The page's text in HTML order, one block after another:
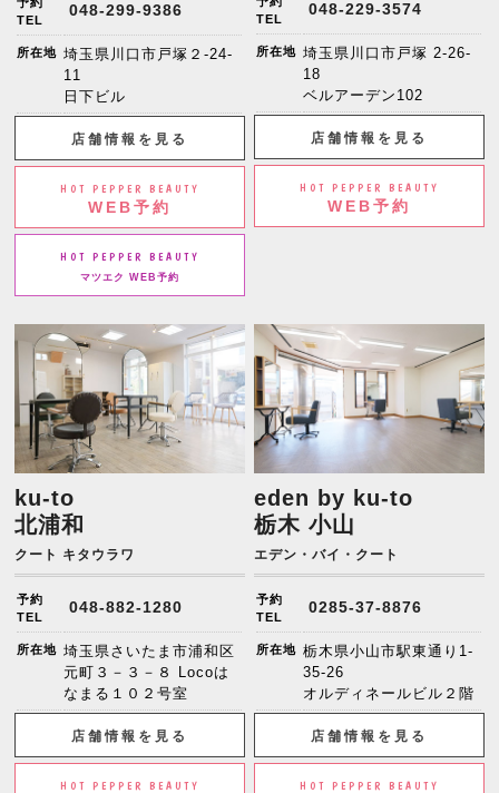
予約
TEL
048-299-9386
所在地 埼玉県川口市戸塚２-24-
11
日下ビル
店舗情報を見る
HOT PEPPER BEAUTY
WEB予約
HOT PEPPER BEAUTY
マツエク WEB予約
TEL
048-229-3574
所在地 埼玉県川口市戸塚 2-26-
18
ベルアーデン102
店舗情報を見る
HOT PEPPER BEAUTY
WEB予約
ku-to
北浦和
クート キタウラワ
予約
TEL
048-882-1280
所在地 埼玉県さいたま市浦和区
元町３－３－８ Locoは
なまる１０２号室
店舗情報を見る
HOT PEPPER BEAUTY
eden by ku-to
栃木 小山
エデン・バイ・クート
予約
TEL
0285-37-8876
所在地 栃木県小山市駅東通り1-
35-26
オルディネールビル２階
店舗情報を見る
HOT PEPPER BEAUTY